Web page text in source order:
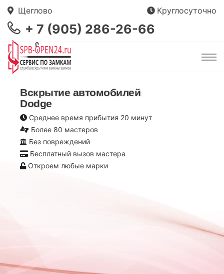
Щеглово Круглосуточно
+ 7 (905) 286-26-66
Вскрытие автомобилей
Dodge
Среднее время прибытия 20 минут
Более 80 мастеров
Без повреждений
Бесплатный вызов мастера
Откроем любые марки